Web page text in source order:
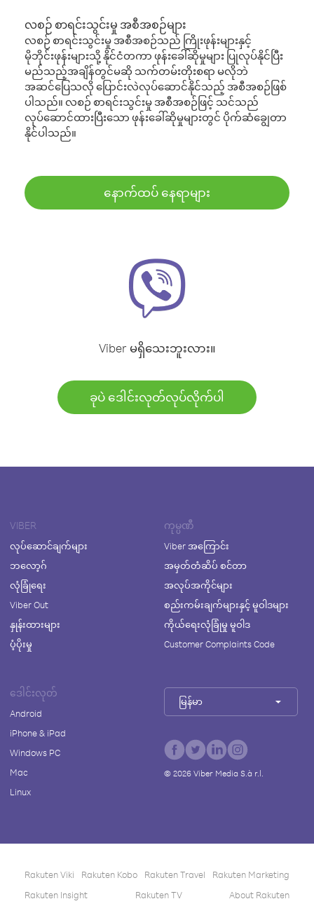
လစဉ် စာရင်းသွင်းမှု အစီအစဉ်များ
လစဉ် စာရင်းသွင်းမှု အစီအစဉ်သည် ကြိုးဖုန်းများနှင့်
မိုဘိုင်းဖုန်းများသို့ နိုင်ငံတကာ ဖုန်းခေါ်ဆိုမှုများ ပြုလုပ်နိုင်ပြီး
မည်သည့်အချိန်တွင်မဆို သက်တမ်းတိုးစရာ မလိုဘဲ
အဆင်ပြေသလို ပြောင်းလဲလုပ်ဆောင်နိုင်သည့် အစီအစဉ်ဖြစ်
ပါသည်။ လစဉ် စာရင်းသွင်းမှု အစီအစဉ်ဖြင့် သင်သည်
လုပ်ဆောင်ထားပြီးသော ဖုန်းခေါ်ဆိုမှုများတွင် ပိုက်ဆံချွေတာ
နိုင်ပါသည်။
နောက်ထပ် နေရာများ
Viber မရှိသေးဘူးလား။
ခုပဲ ဒေါင်းလုတ်လုပ်လိုက်ပါ
VIBER
လုပ်ဆောင်ချက်များ
ဘလော့ဂ်
လုံခြုံရေး
Viber Out
နှုန်းထားများ
ပံ့ပိုးမှု
ကုမ္ပဏီ
Viber အကြောင်း
အမှတ်တံဆိပ် စင်တာ
အလုပ်အကိုင်များ
စည်းကမ်းချက်များနှင့် မူဝါဒများ
ကိုယ်ရေးလုံခြုံမှု မူဝါဒ
Customer Complaints Code
ဒေါင်းလုတ်
Android
iPhone & iPad
Windows PC
Mac
Linux
မြန်မာ
© 2026Viber Media S.à r.l.
Rakuten Viki Rakuten Kobo Rakuten Travel
Rakuten Marketing
Rakuten Insight
Rakuten TV About Rakuten